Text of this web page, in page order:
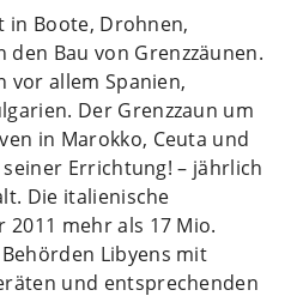
in Boote, Drohnen,
den Bau von Grenzzäunen.
vor allem Spanien,
Der Grenzzaun um
in Marokko, Ceuta und
Errichtung! – jährlich
Die italienische
2011 mehr als 17 Mio.
Libyens mit
und entsprechenden